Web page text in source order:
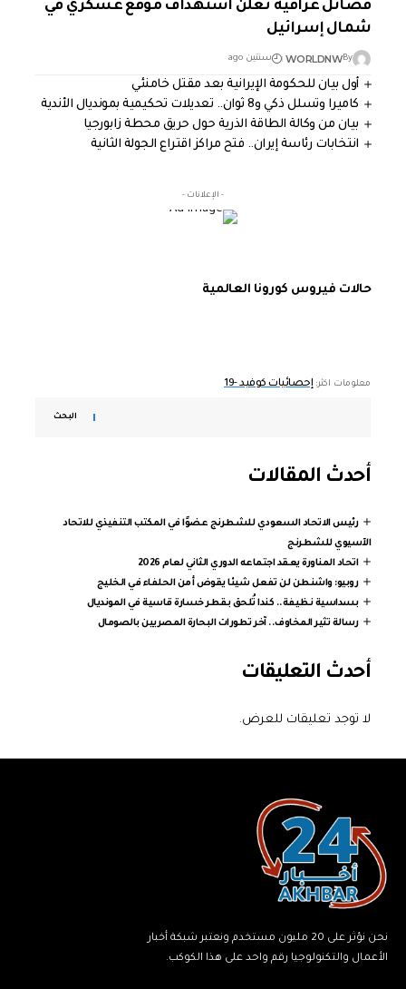
فصائل عراقية تعلن استهداف موقع عسكري في
شمال إسرائيل
By
WORLDNW سنتين ago
أول بيان للحكومة الإيرانية بعد مقتل خامنئي
كاميرا وتسلل ذكي و8 ثوان.. تعديلات تحكيمية بمونديال الأندية
بيان من وكالة الطاقة الذرية حول حريق محطة زابورجيا
انتخابات رئاسة إيران.. فتح مراكز اقتراع الجولة الثانية
- الإعلانات -
حالات فيروس كورونا العالمية
معلومات اكثر:إحصائيات كوفيد -19
البحث
أحدث المقالات
رئيس الاتحاد السعودي للشطرنج عضوًا في المكتب التنفيذي للاتحاد
الآسيوي للشطرنج
اتحاد المناورة يعقد اجتماعه الدوري الثاني لعام 2026
روبيو: واشنطن لن تفعل شيئا يقوض أمن الحلفاء في الخليج
بسداسية نظيفة.. كندا تُلحق بقطر خسارة قاسية في المونديال
رسالة تثير المخاوف.. آخر تطورات البحارة المصريين بالصومال
أحدث التعليقات
لا توجد تعليقات للعرض.
نحن نؤثر على 20 مليون مستخدم ونعتبر شبكة أخبار
الأعمال والتكنولوجيا رقم واحد على هذا الكوكب.